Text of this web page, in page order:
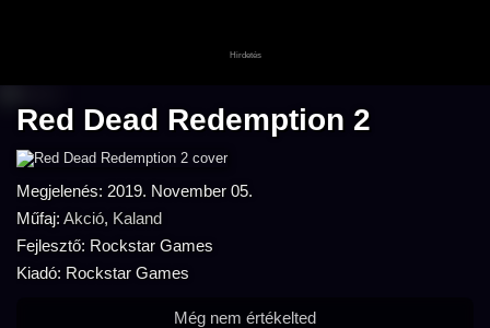
Red Dead Redemption 2
Megjelenés: 2019. November 05.
Műfaj: Akció, Kaland
Fejlesztő: Rockstar Games
Kiadó: Rockstar Games
Még nem értékelted